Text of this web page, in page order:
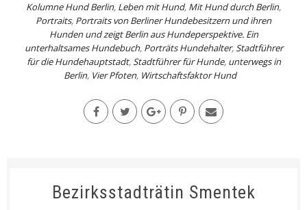
Kolumne Hund Berlin, Leben mit Hund, Mit Hund durch Berlin,
Portraits, Portraits von Berliner Hundebesitzern und ihren
Hunden und zeigt Berlin aus Hundeperspektive. Ein
unterhaltsames Hundebuch, Porträts Hundehalter,Stadtführer
für die Hundehauptstadt,Stadtführer für Hunde, unterwegs in
Berlin, Vier Pfoten, Wirtschaftsfaktor Hund
Bezirksstadträtin Smentek